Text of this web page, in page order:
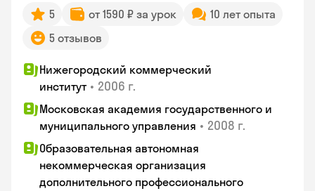
5 от 1590 ₽ за урок
10 лет опыта
5 отзывов
Нижегородский коммерческий
институт • 2006 г.
Московская академия государственного и
муниципального управления • 2008 г.
Образовательная автономная
некоммерческая организация
дополнительного профессионального